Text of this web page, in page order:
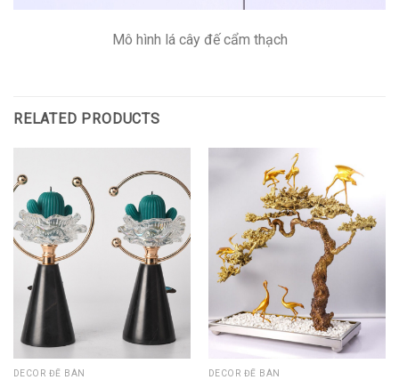
Mô hình lá cây đế cẩm thạch
RELATED PRODUCTS
DECOR ĐỂ BÀN DECOR ĐỂ BÀN